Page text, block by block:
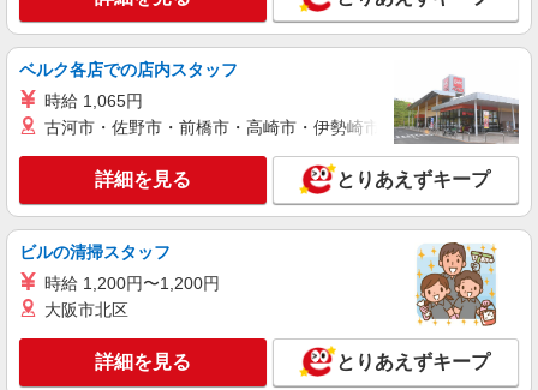
キープ 詳細を見る
派遣社員
株式会社kotrio /●UT-H-2011867
≪日光市≫夜勤なし！未経験・ブランクOKの
デイスタッフ
時給1500円〜2125円 ＜日払い有/週払い有/交
通費全支給(ガソリン代含む)＞
キープ 詳細を見る
株式会社kotrio /●UT-H-2093962
ベルク各店での店内スタッフ
時給 1,065円
古河市・佐野市・前橋市・高崎市・伊勢崎市・太田市・館林市
詳細を見る とりあえずキープ
ビルの清掃スタッフ
時給 1,200円〜1,200円
大阪市北区
詳細を見る とりあえずキープ